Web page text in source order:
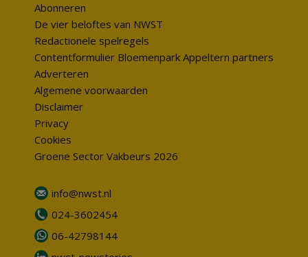
Abonneren
De vier beloftes van NWST
Redactionele spelregels
Contentformulier Bloemenpark Appeltern partners
Adverteren
Algemene voorwaarden
Disclaimer
Privacy
Cookies
Groene Sector Vakbeurs 2026
info@nwst.nl
024-3602454
06-42798144